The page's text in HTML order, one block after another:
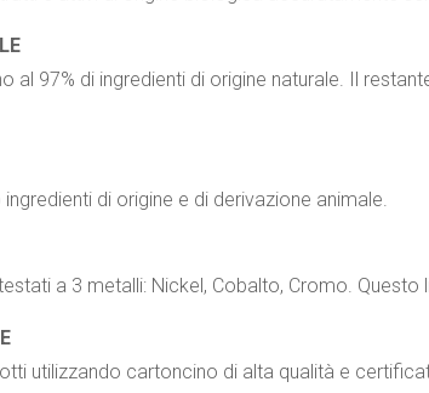
al 97% di ingredienti di origine naturale. Il
di origine e di derivazione animale.
a 3 metalli: Nickel, Cobalto, Cromo. Questo
utilizzando cartoncino di alta qualità e